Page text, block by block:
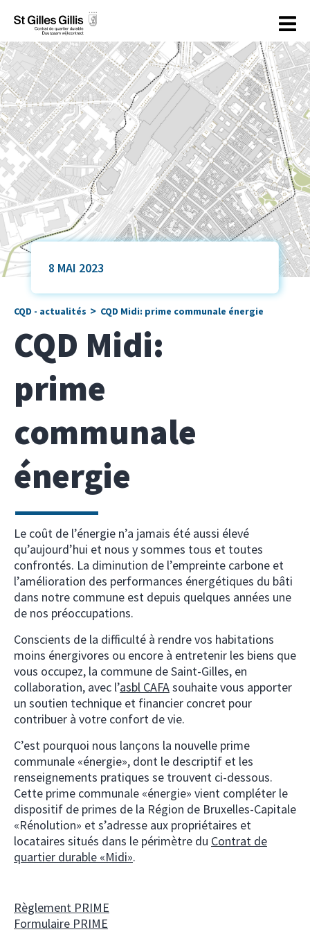
principal
8 MAI 2023
CQD - actualités > CQD Midi: prime communale énergie
CQD Midi:
prime
communale
énergie
Le coût de l’énergie n’a jamais été aussi élevé
qu’aujourd’hui et nous y sommes tous et toutes
confrontés. La diminution de l’empreinte carbone et
l’amélioration des performances énergétiques du bâti
dans notre commune est depuis quelques années une
de nos préoccupations.
Conscients de la difficulté à rendre vos habitations
moins énergivores ou encore à entretenir les biens que
vous occupez, la commune de Saint-Gilles, en
collaboration, avec l’asbl CAFAsouhaite vous apporter
un soutien technique et financier concret pour
contribuer à votre confort de vie.
C’est pourquoi nous lançons la nouvelle prime
communale «énergie», dont le descriptif et les
renseignements pratiques se trouvent ci-dessous.
Cette prime communale «énergie» vient compléter le
dispositif de primes de la Région de Bruxelles-Capitale
«Rénolution» et s’adresse aux propriétaires et
locataires situés dans le périmètre du Contrat de
quartier durable «Midi».
Règlement PRIME
Formulaire PRIME